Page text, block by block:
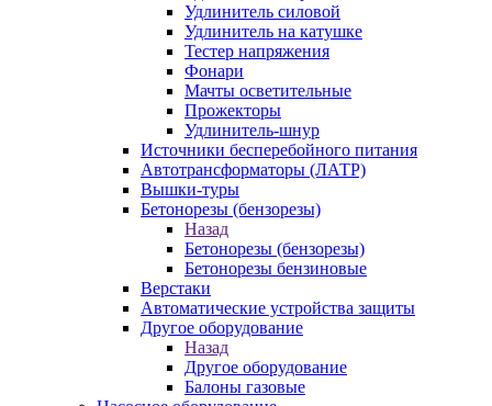
Удлинитель силовой
Удлинитель на катушке
Тестер напряжения
Фонари
Мачты осветительные
Прожекторы
Удлинитель-шнур
Источники бесперебойного питания
Автотрансформаторы (ЛАТР)
Вышки-туры
Бетонорезы (бензорезы)
Назад
Бетонорезы (бензорезы)
Бетонорезы бензиновые
Верстаки
Автоматические устройства защиты
Другое оборудование
Назад
Другое оборудование
Балоны газовые